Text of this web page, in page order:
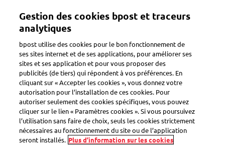
contenu
Toggle navigation
Retour
Gestion des cookies bpost et traceurs
analytiques
bpost utilise des cookies pour le bon fonctionnement de
ses sites internet et de ses applications, pour améliorer ses
sites et ses application et pour vous proposer des
publicités (de tiers) qui répondent à vos préférences. En
cliquant sur « Accepter les cookies », vous donnez votre
autorisation pour l’installation de ces cookies. Pour
autoriser seulement des cookies spécifiques, vous pouvez
cliquer sur le lien « Paramètres cookies ». Si vous poursuivez
l’utilisation sans faire de choix, seuls les cookies strictement
nécessaires au fonctionnement du site ou de l’application
seront installés. Plus d’information sur les cookies